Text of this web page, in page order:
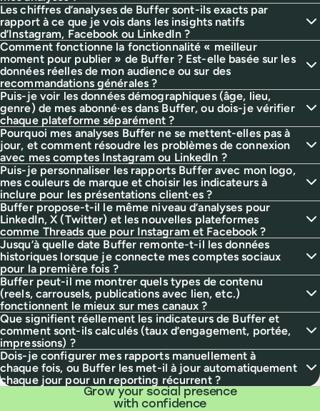
Les chiffres d’analyses de Buffer sont-ils exacts par
rapport à ce que je vois dans les insights natifs
d’Instagram, Facebook ou LinkedIn ?
Comment fonctionne la fonctionnalité « meilleur
moment pour publier » de Buffer ? Est-elle basée sur les
données réelles de mon audience ou sur des
recommandations générales ?
Puis-je voir les données démographiques (âge, lieu,
genre) de mes abonné·es dans Buffer, ou dois-je vérifier
chaque plateforme séparément ?
Pourquoi mes analyses Buffer ne se mettent-elles pas à
jour, et comment résoudre les problèmes de connexion
avec mes comptes Instagram ou LinkedIn ?
Puis-je personnaliser les rapports Buffer avec mon logo,
mes couleurs de marque et choisir les indicateurs à
inclure pour les présentations client·es ?
Buffer propose-t-il le même niveau d’analyses pour
LinkedIn, X (Twitter) et les nouvelles plateformes
comme Threads que pour Instagram et Facebook ?
Jusqu’à quelle date Buffer remonte-t-il les données
historiques lorsque je connecte mes comptes sociaux
pour la première fois ?
Buffer peut-il me montrer quels types de contenu
(reels, carrousels, publications avec lien, etc.)
fonctionnent le mieux sur mes canaux ?
Que signifient réellement les indicateurs de Buffer et
comment sont-ils calculés (taux d’engagement, portée,
impressions) ?
Dois-je configurer mes rapports manuellement à
chaque fois, ou Buffer les met-il à jour automatiquement
chaque jour pour un reporting récurrent ?
Grow your social presence
with confidence